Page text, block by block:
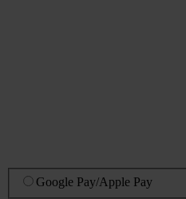
Google Pay/Apple Pay